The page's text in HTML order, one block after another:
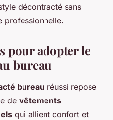
décontracté sans
professionnelle.
pour adopter le
bureau
bureau réussi repose
de vêtements
qui allient confort et